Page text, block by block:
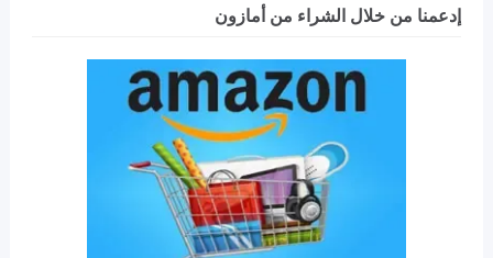
إدعمنا من خلال الشراء من أمازون